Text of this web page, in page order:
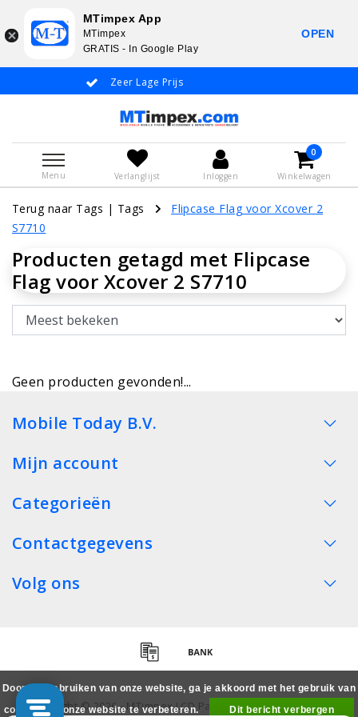
Zeer Lage Prijs
Menu Verlanglijst Inloggen
0
Winkelwagen
Terug naar Tags | Tags
Flipcase Flag voor Xcover 2
S7710
Producten getagd met Flipcase
Flag voor Xcover 2 S7710
Geen producten gevonden!...
Mobile Today B.V.
Mijn account
Categorieën
Contactgegevens
Volg ons
Copyright © 2026 - MTimpex LCD Parts Cases Groothandel
Door het gebruiken van onze website, ga je akkoord met het gebruik van
cookies om onze website te verbeteren.
Dit bericht verbergen
MTimpex App
MTimpex
GRATIS - In Google Play
OPEN